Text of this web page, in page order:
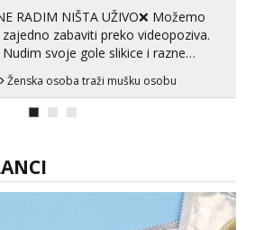
RADIM NIŠTA UŽIVO❌ Možemo
zajedno zabaviti preko videopoziva.
Nudim svoje gole slikice i razne
🤩 Za online zabavu pošalji
na Whatsapp, Telegram ili Viber.
Ženska osoba traži mušku osobu